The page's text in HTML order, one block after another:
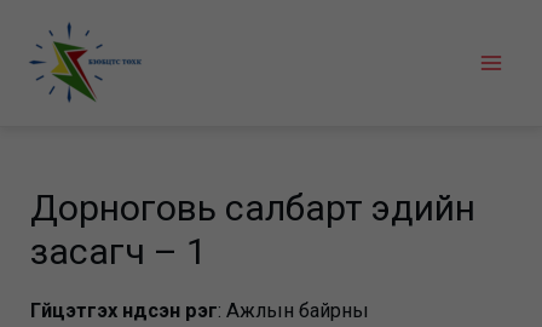
content
Дорноговь салбарт эдийн
засагч – 1
Гүйцэтгэх үндсэн үүрэг: Ажлын байрны